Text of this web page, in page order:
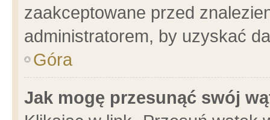
zaakceptowane przed
administratorem, by uzyskać
Góra
Jak mogę przesunąć swój